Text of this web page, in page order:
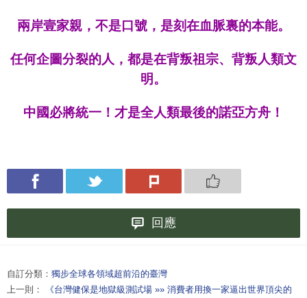
兩岸壹家親，不是口號，是刻在血脈裏的本能。
任何企圖分裂的人，都是在背叛祖宗、背叛人類文
明。
中國必將統一 ！才是全人類最後的諾亞方舟！
回應
自訂分類： 獨步全球各領域超前沿的臺灣
上一則：
《台灣健保是地獄級測試場 »» 消費者用換一家逼出世界頂尖的